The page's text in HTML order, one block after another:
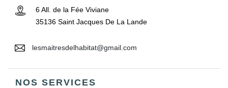
6 All. de la Fée Viviane
35136 Saint Jacques De La Lande
lesmaitresdelhabitat@gmail.com
NOS SERVICES